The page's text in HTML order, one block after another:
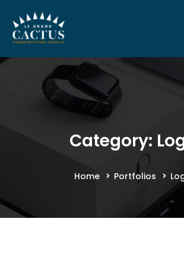
Category:
Home Portfolios